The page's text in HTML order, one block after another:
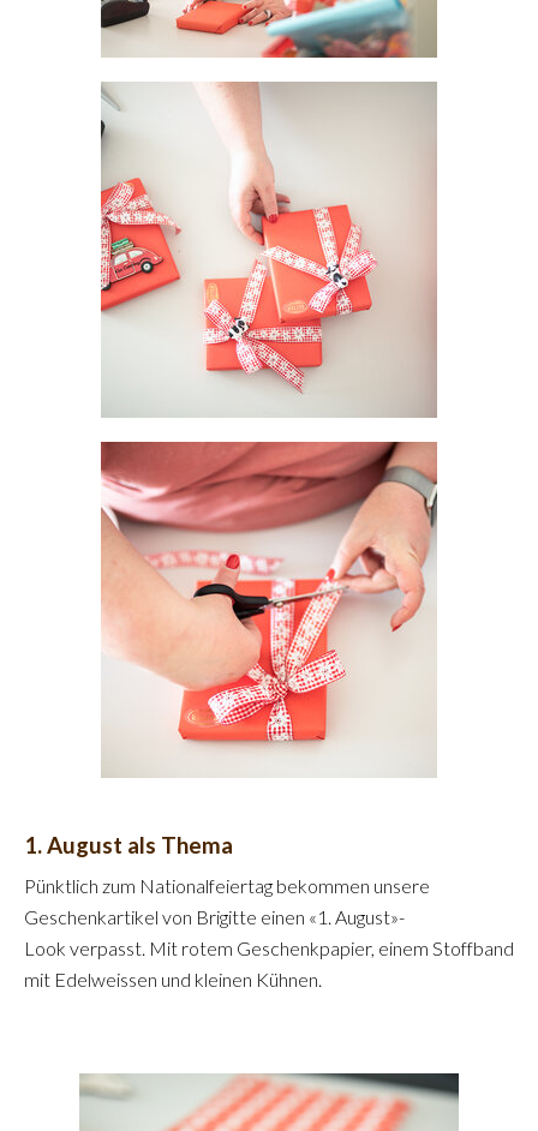
1. August als Thema
Pünktlich zum Nationalfeiertag bekommen unsere
Geschenkartikel von Brigitte einen «1. August»-
Look verpasst. Mit rotem Geschenkpapier, einem Stoffband
mit Edelweissen und kleinen Kühnen.